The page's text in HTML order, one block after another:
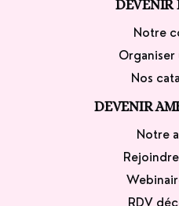
DEVENIR
Notre
Organiser
Nos
DEVENIR
Notre
RDV